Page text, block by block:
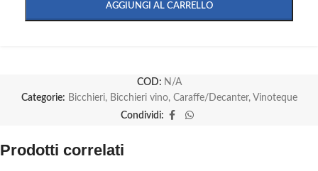
AGGIUNGI AL CARRELLO
COD: N/A
Categorie: Bicchieri, Bicchieri vino, Caraffe/Decanter, Vinoteque
Condividi:
Prodotti correlati